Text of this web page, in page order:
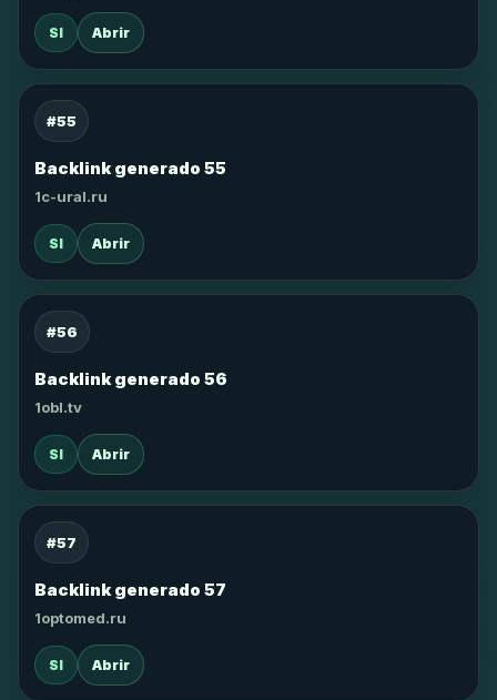
SI Abrir
#55
Backlink generado 55
1c-ural.ru
SI Abrir
#56
Backlink generado 56
1obl.tv
SI Abrir
#57
Backlink generado 57
1optomed.ru
SI Abrir